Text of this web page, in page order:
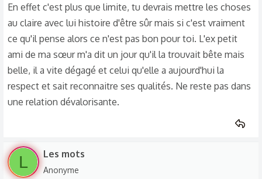
En effet c'est plus que limite, tu devrais mettre les choses
au claire avec lui histoire d'être sûr mais si c'est vraiment
ce qu'il pense alors ce n'est pas bon pour toi. L'ex petit
ami de ma sœur m'a dit un jour qu'il la trouvait bête mais
belle, il a vite dégagé et celui qu'elle a aujourd'hui la
respect et sait reconnaitre ses qualités. Ne reste pas dans
une relation dévalorisante.
L Les mots
Anonyme